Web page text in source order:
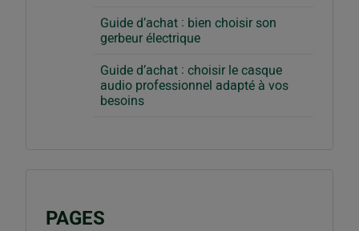
Guide d’achat : bien choisir son
gerbeur électrique
Guide d’achat : choisir le casque
audio professionnel adapté à vos
besoins
PAGES